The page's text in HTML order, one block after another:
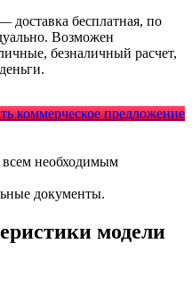
доставка бесплатная, по
Возможен
безналичный расчет,
коммерческое предложение
необходимым
документы.
модели